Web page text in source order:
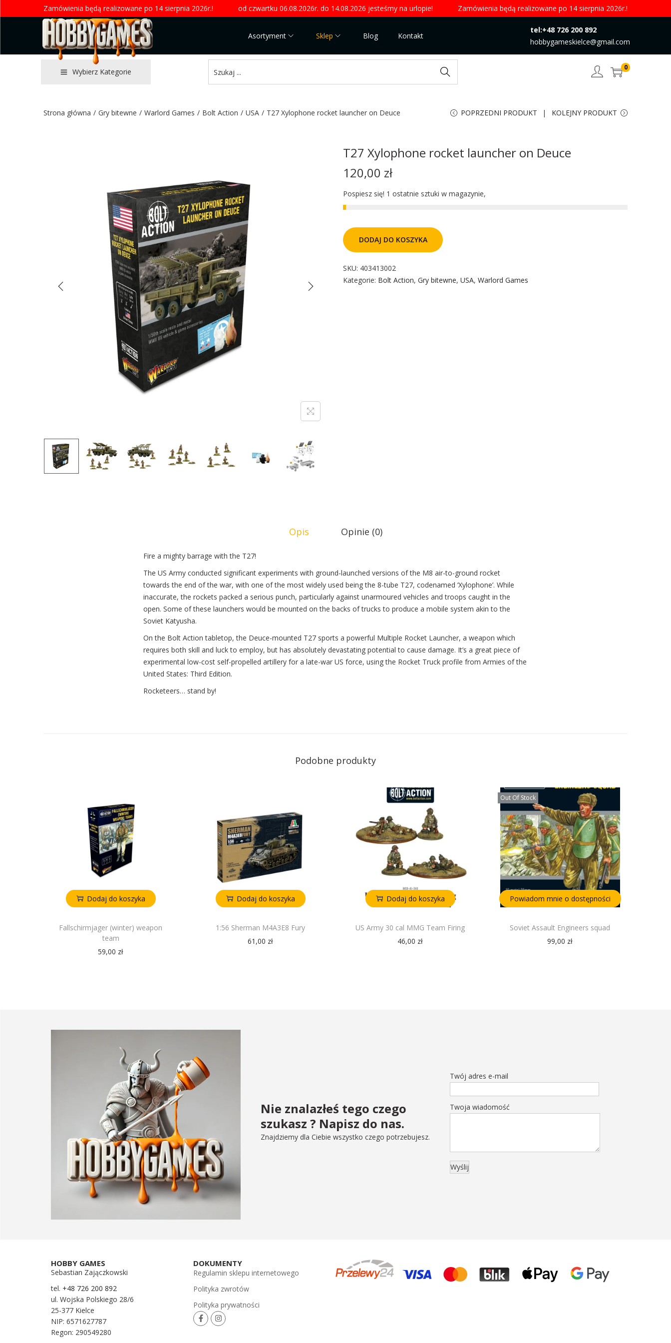
Zamówienia będą realizowane po 14 sierpnia 2026r.! od czwartku 06.08.2026r. do 14.08.2026 jesteśmy na urlopie! Zamówienia będą realizowane po 14 sierpnia 2026r.!
Asortyment Sklep Blog Kontakt
tel:+48 726 200 892
hobbygameskielce@gmail.com
Wybierz Kategorie Search 0
Strona główna / Gry bitewne / Warlord Games / Bolt Action / USA / T27 Xylophone rocket launcher on Deuce POPRZEDNI PRODUKT KOLEJNY PRODUKT
T27 Xylophone rocket launcher on Deuce
120,00 zł
Pospiesz się! 1 ostatnie sztuki w magazynie,
DODAJ DO KOSZYKA
SKU: 403413002
Kategorie: Bolt Action, Gry bitewne, USA, Warlord Games
Opis Opinie (0)
Fire a mighty barrage with the T27!
The US Army conducted significant experiments with ground-launched versions of the M8 air-to-ground rocket
towards the end of the war, with one of the most widely used being the 8-tube T27, codenamed ‘Xylophone’. While
inaccurate, the rockets packed a serious punch, particularly against unarmoured vehicles and troops caught in the
open. Some of these launchers would be mounted on the backs of trucks to produce a mobile system akin to the
Soviet Katyusha.
On the Bolt Action tabletop, the Deuce-mounted T27 sports a powerful Multiple Rocket Launcher, a weapon which
requires both skill and luck to employ, but has absolutely devastating potential to cause damage. It’s a great piece of
experimental low-cost self-propelled artillery for a late-war US force, using the Rocket Truck profile from Armies of the
United States: Third Edition.
Rocketeers… stand by!
Podobne produkty
Dodaj do koszyka
Fallschirmjager (winter) weapon
team
59,00 zł
Dodaj do koszyka
1:56 Sherman M4A3E8 Fury
61,00 zł
Dodaj do koszyka
US Army 30 cal MMG Team Firing
46,00 zł
Out Of Stock
Powiadom mnie o dostępności
Soviet Assault Engineers squad
99,00 zł
Nie znalazłeś tego czego
szukasz ? Napisz do nas.
Znajdziemy dla Ciebie wszystko czego potrzebujesz.
Twój adres e-mail
Twoja wiadomość
HOBBY GAMES
Sebastian Zajączkowski
tel. +48 726 200 892
ul. Wojska Polskiego 28/6
25-377 Kielce
NIP: 6571627787
Regon: 290549280
DOKUMENTY
Regulamin sklepu internetowego
Polityka zwrotów
Polityka prywatności